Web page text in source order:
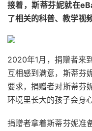
接着，斯蒂芬妮就在
了相关的科普、教学视
2020年1月，捐赠者来
互相感到满意，斯蒂芬
要求，捐赠者对斯蒂芬
环境里长大的孩子会身
捐赠者拿着斯蒂芬妮准